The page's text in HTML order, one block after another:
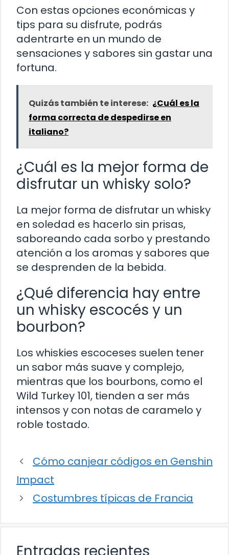
Con estas opciones económicas y
tips para su disfrute, podrás
adentrarte en un mundo de
sensaciones y sabores sin gastar una
fortuna.
Quizás también te interese: ¿Cuál es la
forma correcta de despedirse en
italiano?
¿Cuál es la mejor forma de
disfrutar un whisky solo?
La mejor forma de disfrutar un whisky
en soledad es hacerlo sin prisas,
saboreando cada sorbo y prestando
atención a los aromas y sabores que
se desprenden de la bebida.
¿Qué diferencia hay entre
un whisky escocés y un
bourbon?
Los whiskies escoceses suelen tener
un sabor más suave y complejo,
mientras que los bourbons, como el
Wild Turkey 101, tienden a ser más
intensos y con notas de caramelo y
roble tostado.
Cómo canjear códigos en Genshin
Impact
Costumbres típicas de Francia